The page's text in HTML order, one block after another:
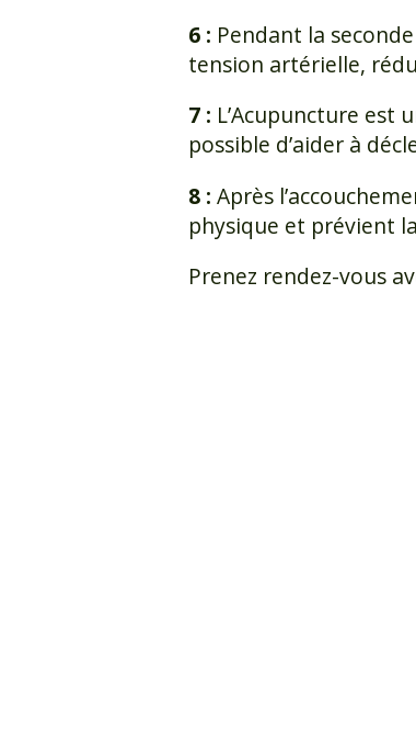
6 : Pendant la
tension artérielle,
7 : L’Acupuncture est
possible d’aider à
8 : Après
physique et prévient
Prenez rendez-vous